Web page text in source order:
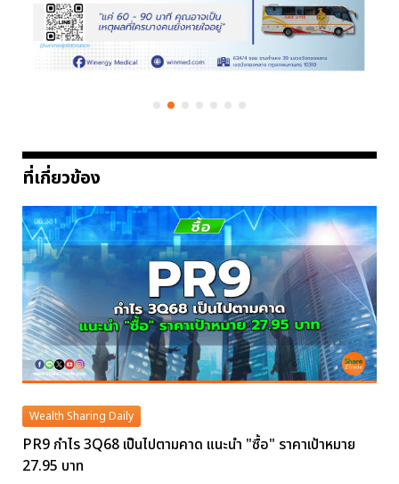
ที่เกี่ยวข้อง
Wealth Sharing Daily
PR9 กำไร 3Q68 เป็นไปตามคาด แนะนำ "ซื้อ" ราคาเป้าหมาย
27.95 บาท